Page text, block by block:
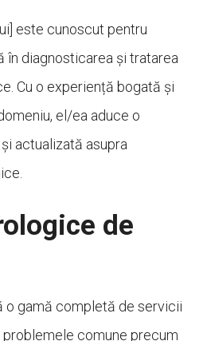
este cunoscut pentru
în diagnosticarea și tratarea
Cu o experiență bogată și
el/ea aduce o
actualizată asupra
de
o gamă completă de servicii
comune precum